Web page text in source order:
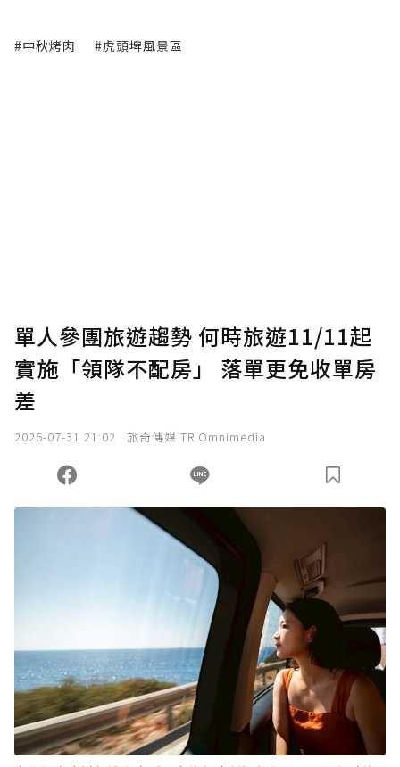
#中秋烤肉 #虎頭埤風景區
單人參團旅遊趨勢 何時旅遊11/11起
實施「領隊不配房」 落單更免收單房
差
2026-07-31 21:02 旅奇傳媒 TR Omnimedia